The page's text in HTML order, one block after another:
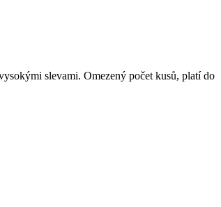
slevami. Omezený počet kusů, platí do